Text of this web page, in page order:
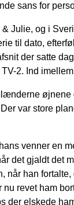
sans for
og i
til dato,
der satte
2. Ind
var store
venner en
gjaldt det
han
revet ham
elskede